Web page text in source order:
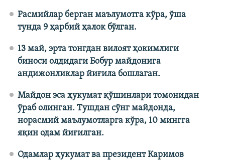
Расмийлар берган маълумотга кўра, ўша
тунда 9 ҳарбий ҳалок бўлган.
13 май, эрта тонгдан вилоят ҳокимлиги
биноси олдидаги Бобур майдонига
андижонликлар йиғила бошлаган.
Майдон эса ҳукумат қўшинлари томонидан
ўраб олинган. Тушдан сўнг майдонда,
норасмий маълумотларга кўра, 10 мингга
яқин одам йиғилган.
Одамлар ҳукумат ва президент Каримов